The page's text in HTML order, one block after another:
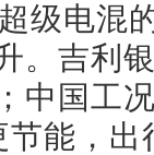
级电混
。吉利
中国工
能，